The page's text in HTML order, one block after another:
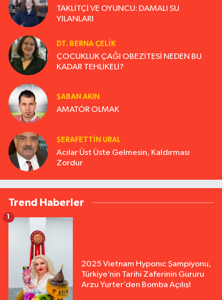
TAKLİTÇİ VE OYUNCU: DAMALI SU
YILANLARI
DT. BERNA ÇELIK
ÇOCUKLUK ÇAĞI OBEZİTESİ NEDEN BU
KADAR TEHLİKELİ?
ŞABAN AKIN
AMATÖR OLMAK
ŞERAFETTIN URAL
Acılar Üst Üste Gelmesin, Kaldırması
Zordur
Trend Haberler
2025 Vietnam Hyponıc Şampiyonu,
Türkiye’nin Tarihi Zaferinin Gururu
Arzu Yurter’den Bomba Açılış!
1